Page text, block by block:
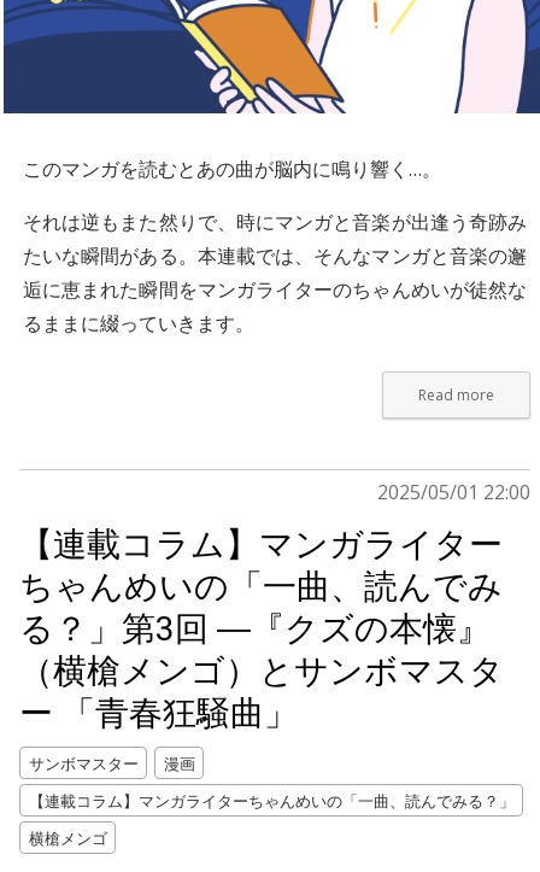
このマンガを読むとあの曲が脳内に鳴り響く…。
それは逆もまた然りで、時にマンガと音楽が出逢う奇跡み
たいな瞬間がある。本連載では、そんなマンガと音楽の邂
逅に恵まれた瞬間をマンガライターのちゃんめいが徒然な
るままに綴っていきます。
Read more
2025/05/01 22:00
【連載コラム】マンガライター
ちゃんめいの「一曲、読んでみ
る？」第3回 ―『クズの本懐』
（横槍メンゴ）とサンボマスタ
ー 「青春狂騒曲」
サンボマスター
漫画
【連載コラム】マンガライターちゃんめいの「一曲、読んでみる？」
横槍メンゴ